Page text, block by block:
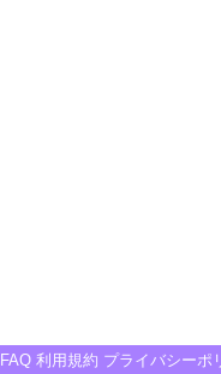
FAQ 利用規約 プライバシーポ